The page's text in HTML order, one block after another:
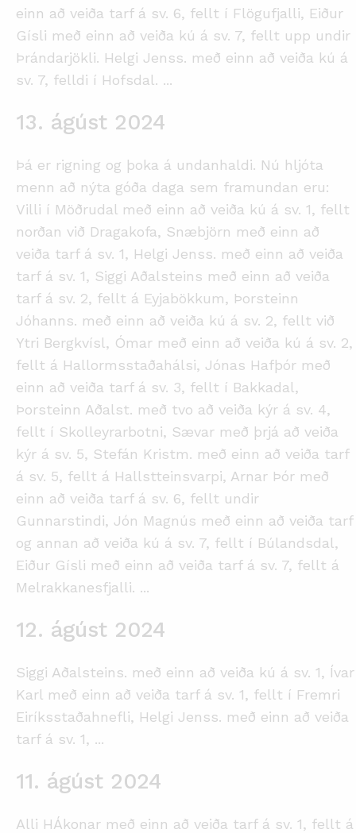
einn að veiða tarf á sv. 6, fellt í Flögufjalli, Eiður
Gísli með einn að veiða kú á sv. 7, fellt upp undir
Þrándarjökli. Helgi Jenss. með einn að veiða kú á
sv. 7, felldi í Hofsdal. ...
13. ágúst 2024
Þá er rigning og þoka á undanhaldi. Nú hljóta
menn að nýta góða daga sem framundan eru:
Villi í Möðrudal með einn að veiða kú á sv. 1, fellt
norðan við Dragakofa, Snæbjörn með einn að
veiða tarf á sv. 1, Helgi Jenss. með einn að veiða
tarf á sv. 1, Siggi Aðalsteins með einn að veiða
tarf á sv. 2, fellt á Eyjabökkum, Þorsteinn
Jóhanns. með einn að veiða kú á sv. 2, fellt við
Ytri Bergkvísl, Ómar með einn að veiða kú á sv. 2,
fellt á Hallormsstaðahálsi, Jónas Hafþór með
einn að veiða tarf á sv. 3, fellt í Bakkadal,
Þorsteinn Aðalst. með tvo að veiða kýr á sv. 4,
fellt í Skolleyrarbotni, Sævar með þrjá að veiða
kýr á sv. 5, Stefán Kristm. með einn að veiða tarf
á sv. 5, fellt á Hallstteinsvarpi, Arnar Þór með
einn að veiða tarf á sv. 6, fellt undir
Gunnarstindi, Jón Magnús með einn að veiða tarf
og annan að veiða kú á sv. 7, fellt í Búlandsdal,
Eiður Gísli með einn að veiða tarf á sv. 7, fellt á
Melrakkanesfjalli. ...
12. ágúst 2024
Siggi Aðalsteins. með einn að veiða kú á sv. 1, Ívar
Karl með einn að veiða tarf á sv. 1, fellt í Fremri
Eiríksstaðahnefli, Helgi Jenss. með einn að veiða
tarf á sv. 1, ...
11. ágúst 2024
Alli HÁkonar með einn að veiða tarf á sv. 1, fellt á